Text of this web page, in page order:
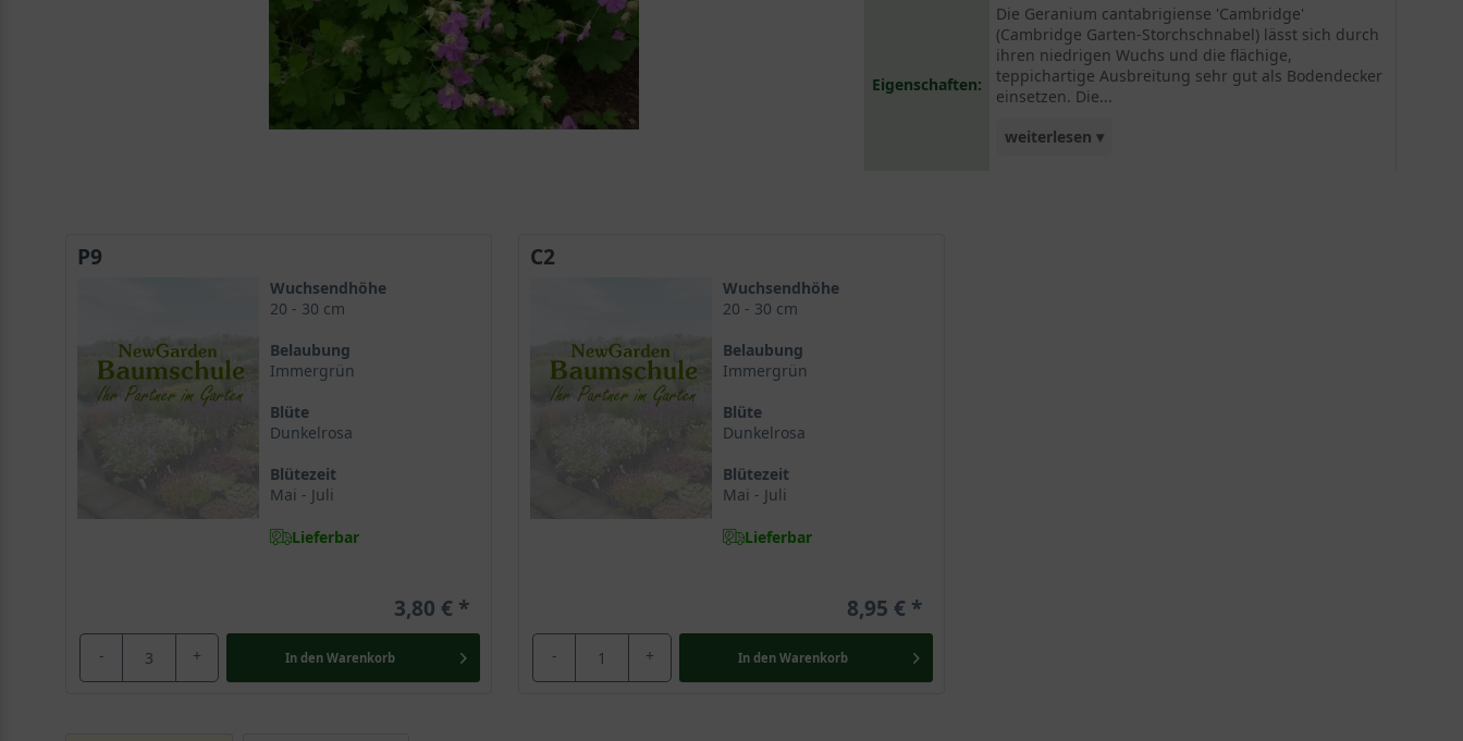
Eigenschaften:
Die Geranium cantabrigiense 'Cambridge'
(Cambridge Garten-Storchschnabel) lässt sich durch
ihren niedrigen Wuchs und die flächige,
teppichartige Ausbreitung sehr gut als Bodendecker
einsetzen. Die...
weiterlesen ▾
P9
Wuchsendhöhe
20 - 30 cm
Belaubung
Immergrün
Blüte
Dunkelrosa
Blütezeit
Mai - Juli
Lieferbar
3,80 €
- + In den Warenkorb
C2
Wuchsendhöhe
20 - 30 cm
Belaubung
Immergrün
Blüte
Dunkelrosa
Blütezeit
Mai - Juli
Lieferbar
8,95 €
- + In den Warenkorb